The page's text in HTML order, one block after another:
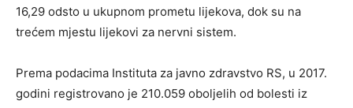
16,29 odsto u ukupnom prometu lijekova, dok su na
trećem mjestu lijekovi za nervni sistem.
Prema podacima Instituta za javno zdravstvo RS, u 2017.
godini registrovano je 210.059 oboljelih od bolesti iz